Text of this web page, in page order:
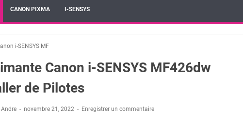
CANON PIXMA I-SENSYS
i-SENSYS MF
Canon i-SENSYS MF426dw
de Pilotes
Andre novembre 21, 2022 Enregistrer un commentaire